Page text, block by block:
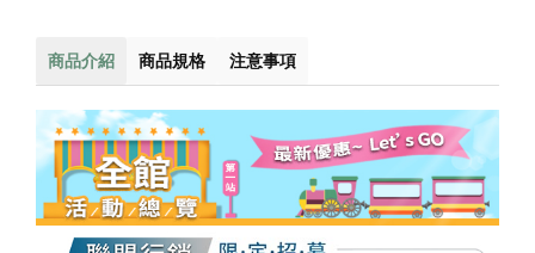
商品介紹 商品規格 注意事項